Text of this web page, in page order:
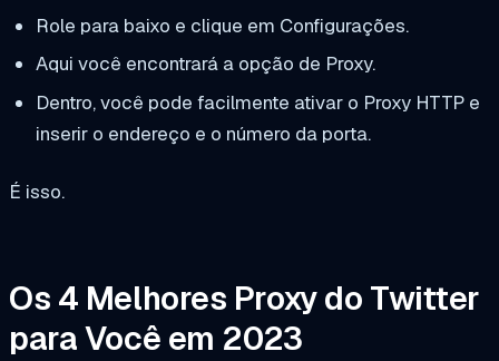
Role para baixo e clique em Configurações.
Aqui você encontrará a opção de Proxy.
Dentro, você pode facilmente ativar o Proxy HTTP e
inserir o endereço e o número da porta.
É isso.
Os 4 Melhores Proxy do Twitter
para Você em 2023